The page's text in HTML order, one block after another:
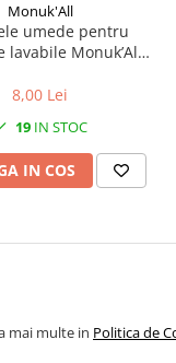
Monuk'All
umede pentru
lavabile Monuk’All,
8,00 Lei
19 IN STOC
IN COS
mai multe in Politica de